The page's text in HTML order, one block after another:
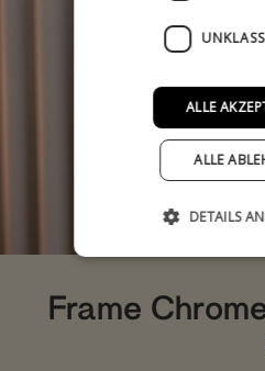
Frame
ALLE
ALLE
DETAILS